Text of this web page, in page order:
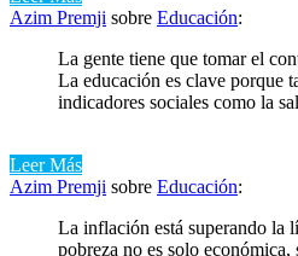
Azim Premji sobre Educación:
La gente tiene que tomar el
La educación es clave porque
indicadores sociales como la
Leer Más
Azim Premji sobre Educación:
La inflación está superando la
pobreza no es solo económica,